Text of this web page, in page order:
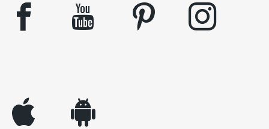
facebook youtube pinterest instagram
appleinc android